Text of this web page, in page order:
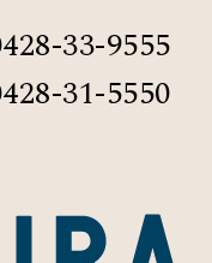
33-9555
31-5550